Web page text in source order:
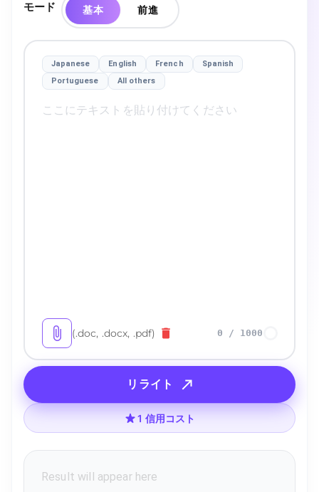
モード 基本 前進
Japanese English French
Spanish
Portuguese
All others
(.doc, .docx, .pdf) 0 / 1000
リライト
1 信用コスト